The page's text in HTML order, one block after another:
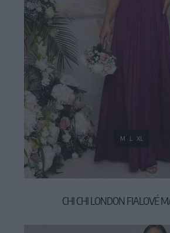
M L XL
CHI CHI LONDON FIALOVÉ
109,00 €